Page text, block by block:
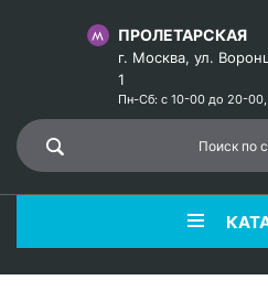
ПРОЛЕТАРСКАЯ
г. Москва, ул.
1
Пн-Сб: с 10-00 до 20-